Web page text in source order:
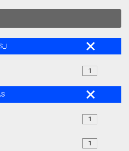
1
1
1